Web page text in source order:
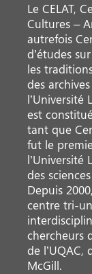
Le CELAT,
Cultures –
autrefois
d’études
les
des
l’Université
est
tant que
fut le
l’Université
des
Depuis
centre tri-
chercheurs
de l’UQAC,
McGill.